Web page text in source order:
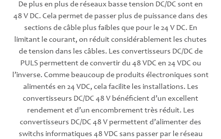
De plus en plus de réseaux basse tension DC/DC sont en
48 V DC. Cela permet de passer plus de puissance dans des
sections de câble plus faibles que pour le 24 V DC. En
limitant le courant, on réduit considérablement les chutes
de tension dans les câbles. Les convertisseurs DC/DC de
PULS permettent de convertir du 48 VDC en 24 VDC ou
l’inverse. Comme beaucoup de produits électroniques sont
alimentés en 24 VDC, cela facilite les installations. Les
convertisseurs DC/DC 48 V bénéficient d’un excellent
rendement et d’un encombrement très réduit. Les
convertisseurs DC/DC 48 V permettent d’alimenter des
switchs informatiques 48 VDC sans passer par le réseau